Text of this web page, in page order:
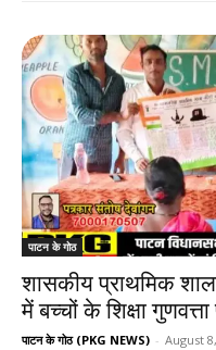
पाटन के गोठ
शासकीय प्राथमिक
में बच्चों के शिक्षा
पाटन के गोठ (PKG NEWS) - August